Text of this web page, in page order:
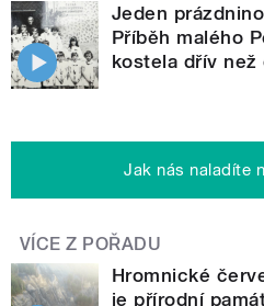
Jeden
Příběh malého
kostela dřív než
Jak nás naladíte
VÍCE Z POŘADU
Hromnické
je přírodní